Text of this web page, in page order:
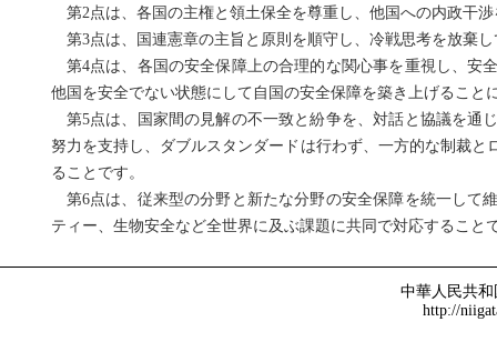
第2点は、各国の主権と領土保全を尊重し、他国への内政干
第3点は、国連憲章の主旨と原則を順守し、冷戦思考を放棄
第4点は、各国の安全保障上の合理的な関心事を重視し、安
他国を安全でない状態にして自国の安全保障を築き上げること
第5点は、国家間の見解の不一致と紛争を、対話と協議を通
努力を支持し、ダブルスタンダードは行わず、一方的な制裁
ることです。
第6点は、従来型の分野と新たな分野の安全保障を統一して
ティー、生物安全など全世界に及ぶ課題に共同で対応すること
中華人民共
http://